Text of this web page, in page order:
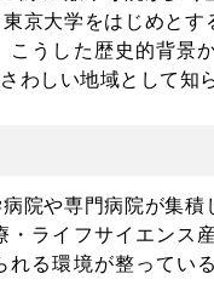
京大学をはじめと
こうした歴史的背景
わしい地域として知
院や専門病院が集
・ライフサイエンス
れる環境が整ってい